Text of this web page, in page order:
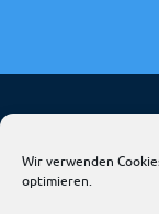
Wir verwenden
optimieren.
TRIG DEUTSCHLAND